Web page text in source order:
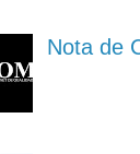
Nota de